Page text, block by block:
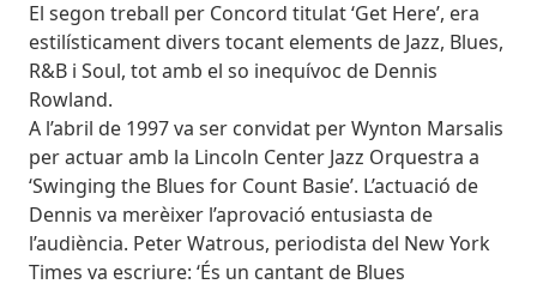
El segon treball per Concord titulat ‘Get Here’, era
estilísticament divers tocant elements de Jazz, Blues,
R&B i Soul, tot amb el so inequívoc de Dennis
Rowland.
A l’abril de 1997 va ser convidat per Wynton Marsalis
per actuar amb la Lincoln Center Jazz Orquestra a
‘Swinging the Blues for Count Basie’. L’actuació de
Dennis va merèixer l’aprovació entusiasta de
l’audiència. Peter Watrous, periodista del New York
Times va escriure: ‘És un cantant de Blues